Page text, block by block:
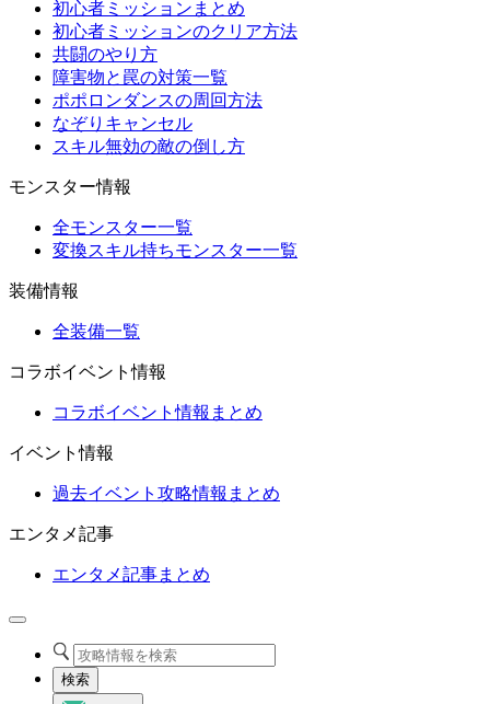
初心者ミッションまとめ
初心者ミッションのクリア方法
共闘のやり方
障害物と罠の対策一覧
ポポロンダンスの周回方法
なぞりキャンセル
スキル無効の敵の倒し方
モンスター情報
全モンスター一覧
変換スキル持ちモンスター一覧
装備情報
全装備一覧
コラボイベント情報
コラボイベント情報まとめ
イベント情報
過去イベント攻略情報まとめ
エンタメ記事
エンタメ記事まとめ
検索